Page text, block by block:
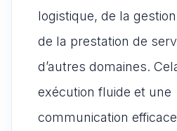
logistique, de la
de la prestation de
d’autres domaines.
exécution fluide et une
communication